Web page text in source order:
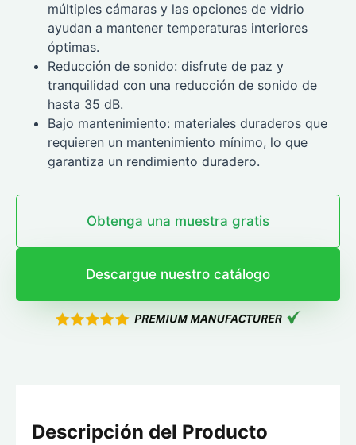
múltiples cámaras y las opciones de vidrio
ayudan a mantener temperaturas interiores
óptimas.
Reducción de sonido: disfrute de paz y
tranquilidad con una reducción de sonido de
hasta 35 dB.
Bajo mantenimiento: materiales duraderos que
requieren un mantenimiento mínimo, lo que
garantiza un rendimiento duradero.
Obtenga una muestra gratis
Descargue nuestro catálogo
Descripción del Producto